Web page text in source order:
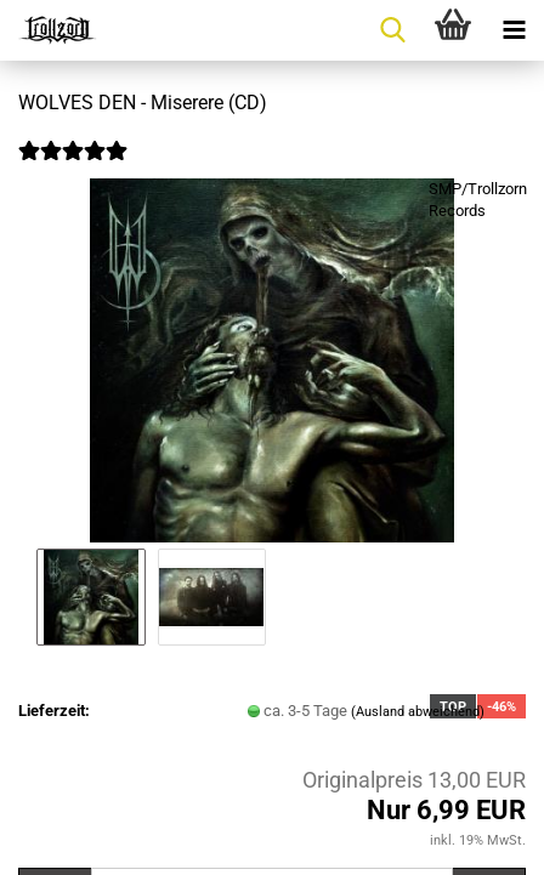
WOLVES DEN - Miserere (CD)
SMP/Trollzorn
Records
TOP -46%
Lieferzeit: ca. 3-5 Tage(Ausland abweichend)
Originalpreis 13,00 EUR
Nur 6,99 EUR
inkl. 19% MwSt.